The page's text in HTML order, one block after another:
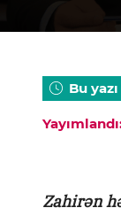
Bu
Zahirən